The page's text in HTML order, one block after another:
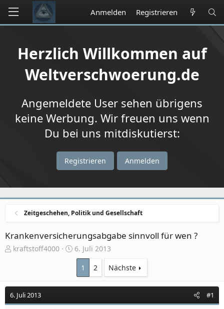
Anmelden Registrieren
Herzlich Willkommen auf
Weltverschwoerung.de
Angemeldete User sehen übrigens
keine Werbung. Wir freuen uns wenn
Du bei uns mitdiskutierst:
Registrieren Anmelden
Zeitgeschehen, Politik und Gesellschaft
Krankenversicherungsabgabe sinnvoll für wen ?
E
e
l
l
kraftstoff4000
E
r
e
l
6. Juli 2013
1
2 Nächste
6. Juli 2013 #1